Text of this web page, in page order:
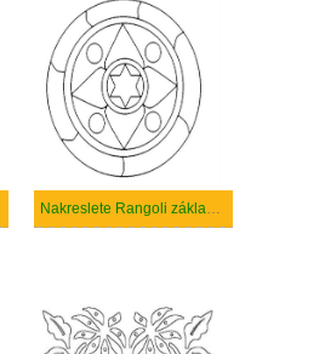
Nakreslete Rangoli základní u dětí